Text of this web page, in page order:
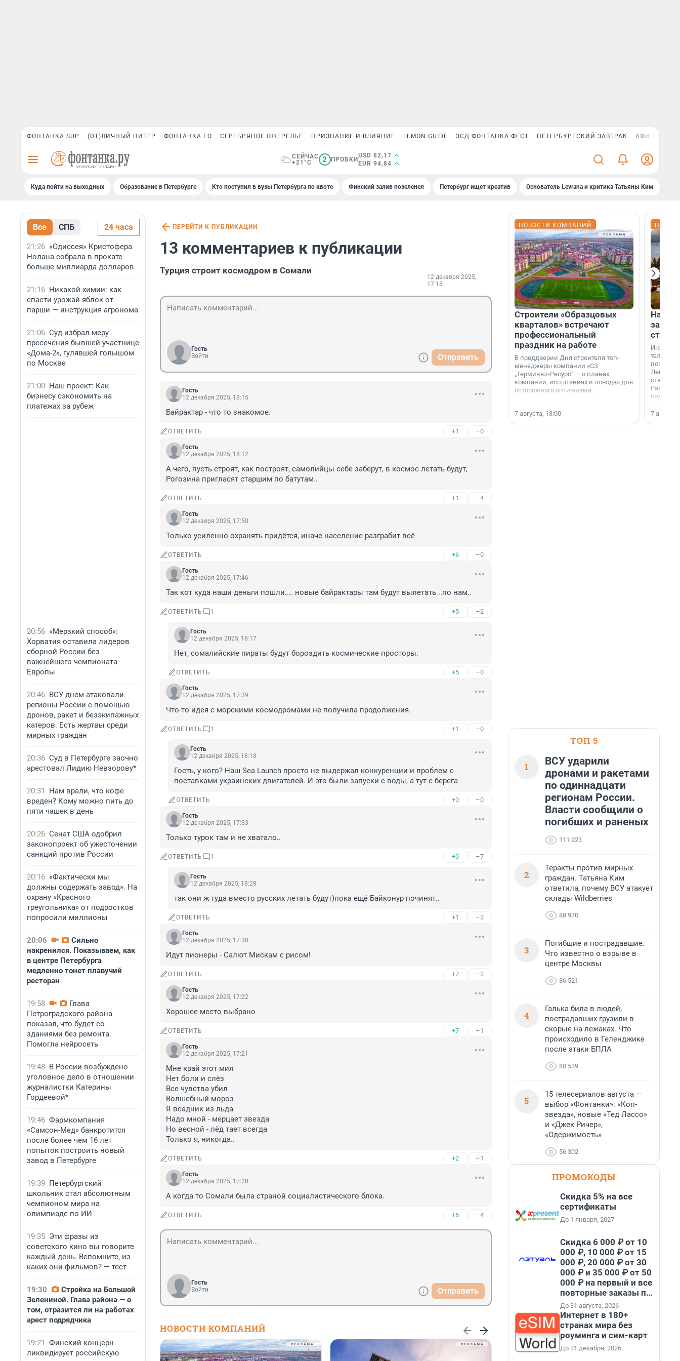
ФОНТАНКА SUP (ОТ)ЛИЧНЫЙ ПИТЕР ФОНТАНКА ГО СЕРЕБРЯНОЕ ОЖЕРЕЛЬЕ ПРИЗНАНИЕ И ВЛИЯНИЕ LEMON GUIDE ЗСД ФОНТАНКА ФЕСТ ПЕТЕРБУРГСКИЙ ЗАВТРАК АФИША PLUS
СЕЙЧАС
+21°C
2 ПРОБКИ
USD 82,17
EUR 94,84
Куда пойти на выходных Образование в Петербурге Кто поступил в вузы Петербурга по квоте Финский залив позеленел Петербург ищет креатив Основатель Levrana и критика Татьяны Ким
Все СПБ 24 часа
21:26 «Одиссея» Кристофера
Нолана собрала в прокате
больше миллиарда долларов
21:16 Никакой химии: как
спасти урожай яблок от
парши — инструкция агронома
21:06 Суд избрал меру
пресечения бывшей участнице
«Дома-2», гулявшей голышом
по Москве
21:00 Наш проект: Как
бизнесу сэкономить на
платежах за рубеж
20:56 «Мерзкий способ»:
Хорватия оставила лидеров
сборной России без
важнейшего чемпионата
Европы
20:46 ВСУ днем атаковали
регионы России с помощью
дронов, ракет и безэкипажных
катеров. Есть жертвы среди
мирных граждан
20:36 Суд в Петербурге заочно
арестовал Лидию Невзорову*
20:31
Нам врали, что кофе
вреден? Кому можно пить до
пяти чашек в день
20:26 Сенат США одобрил
законопроект об ужесточении
санкций против России
20:16 «Фактически мы
должны содержать завод». На
охрану «Красного
треугольника» от подростков
попросили миллионы
20:06
Сильно
накренился. Показываем, как
в центре Петербурга
медленно тонет плавучий
ресторан
19:58
Глава
Петроградского района
показал, что будет со
зданиями без ремонта.
Помогла нейросеть
19:48 В России возбуждено
уголовное дело в отношении
журналистки Катерины
Гордеевой*
19:46 Фармкомпания
«Самсон-Мед» банкротится
после более чем 16 лет
попыток построить новый
завод в Петербурге
19:39 Петербургский
школьник стал абсолютным
чемпионом мира на
олимпиаде по ИИ
19:35 Эти фразы из
советского кино вы говорите
каждый день. Вспомните, из
каких они фильмов? — тест
19:30
Стройка на Большой
Зелениной. Глава района — о
том, отразится ли на работах
арест подрядчика
19:21 Финский концерн
ликвидирует российскую
ПЕРЕЙТИ К ПУБЛИКАЦИИ
13 комментариев к публикации
Турция строит космодром в Сомали
12 декабря 2025,
17:18
Гость
Войти
Отправить
Гость
12 декабря 2025, 18:15
Байрактар - что то знакомое.
ОТВЕТИТЬ +1 –0
Гость
12 декабря 2025, 18:12
А чего, пусть строят, как построят, самолийцы себе заберут, в космос летать будут,
Рогозина пригласят старшим по батутам..
ОТВЕТИТЬ +1 –4
Гость
12 декабря 2025, 17:50
Только усиленно охранять придётся, иначе население разграбит всё
ОТВЕТИТЬ +6 –0
Гость
12 декабря 2025, 17:46
Так кот куда наши деньги пошли.... новые байрактары там будут вылетать ..по нам..
ОТВЕТИТЬ 1 +5 –2
Гость
12 декабря 2025, 18:17
Нет, сомалийские пираты будут бороздить космические просторы.
ОТВЕТИТЬ +5 –0
Гость
12 декабря 2025, 17:39
Что-то идея с морскими космодромами не получила продолжения.
ОТВЕТИТЬ 1 +1 –0
Гость
12 декабря 2025, 18:18
Гость, у кого? Наш Sea Launch просто не выдержал конкуренции и проблем с
поставками украинских двигателей. И это были запуски с воды, а тут с берега
ОТВЕТИТЬ +0 –0
Гость
12 декабря 2025, 17:33
Только турок там и не хватало..
ОТВЕТИТЬ 1 +0 –7
Гость
12 декабря 2025, 18:28
так они ж туда вместо русских летать будут)пока ещё Байконур починят..
ОТВЕТИТЬ +1 –3
Гость
12 декабря 2025, 17:30
Идут пионеры - Салют Мискам с рисом!
ОТВЕТИТЬ +7 –3
Гость
12 декабря 2025, 17:22
Хорошее место выбрано
ОТВЕТИТЬ +7 –1
Гость
12 декабря 2025, 17:21
Мне край этот мил
Нет боли и слёз
Все чувства убил
Волшебный мороз
Я всадник из льда
Надо мной - мерцает звезда
Но весной - лёд тает всегда
Только я, никогда..
ОТВЕТИТЬ +2 –1
Гость
12 декабря 2025, 17:20
А когда то Сомали была страной социалистического блока.
ОТВЕТИТЬ +6 –4
Гость
Войти
Отправить
НОВОСТИ КОМПАНИЙ
НОВОСТИ КОМПАНИЙ
Строители «Образцовых
кварталов» встречают
профессиональный
праздник на работе
В преддверии Дня строителя топ-
менеджеры компании «СЗ
„Терминал-Ресурс“ — о планах
компании, испытаниях и поводах для
осторожного оптимизма.
7 августа, 18:00
На
станции
7
ТОП 5
1
ВСУ ударили
дронами и ракетами
по одиннадцати
регионам России.
Власти сообщили о
погибших и раненых
111 923
2
Теракты против мирных
граждан. Татьяна Ким
ответила, почему ВСУ атакует
склады Wildberries
88 970
3
Погибшие и пострадавшие.
Что известно о взрыве в
центре Москвы
86 521
4
Галька била в людей,
пострадавших грузили в
скорые на лежаках. Что
происходило в Геленджике
после атаки БПЛА
80 539
5
15 телесериалов августа —
выбор «Фонтанки»: «Коп-
звезда», новые «Тед Лассо»
и «Джек Ричер»,
«Одержимость»
56 302
ПРОМОКОДЫ
Скидка 5% на все
сертификаты
До 1 января, 2027
Скидка 6 000 ₽ от 10
000 ₽, 10 000 ₽ от 15
000 ₽, 20 000 ₽ от 30
000 ₽ и 35 000 ₽ от 50
000 ₽ на первый и все
повторные заказы по
промокоду НАБЕРИ
До 31 августа, 2026
Интернет в 180+
странах мира без
роуминга и сим-карт
До 31 декабря, 2026